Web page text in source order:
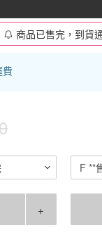
商品已售完，到貨
F **
+